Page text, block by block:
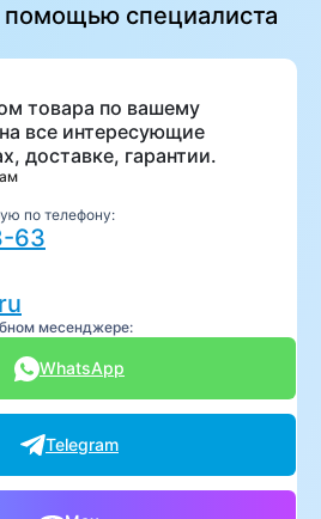
помощью специалиста
товара по вашему
все интересующие
доставке, гарантии.
по телефону:
63
месенджере:
WhatsApp
Telegram